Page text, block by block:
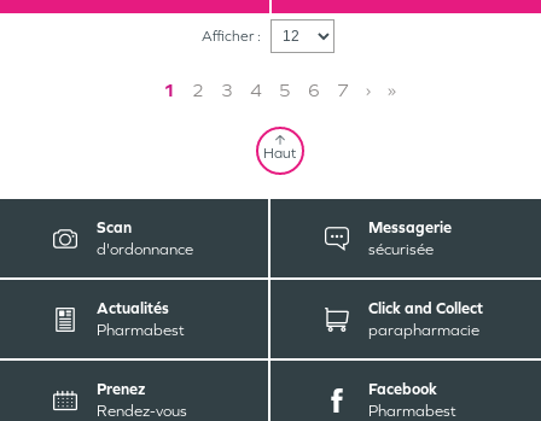
Afficher :
1 2 3 4 5 6 7 › »
Haut
Scan
d'ordonnance
Messagerie
sécurisée
Actualités
Pharmabest
Click and Collect
parapharmacie
Prenez
Rendez-vous
Facebook
Pharmabest